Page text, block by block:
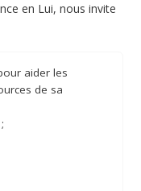
en Lui, nous invite
aider les
de sa